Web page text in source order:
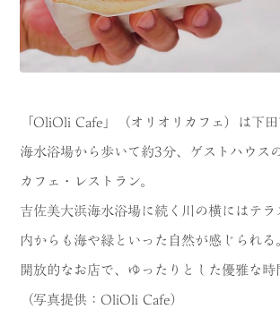
「OliOli Cafe」（オリオリカフェ）は下
海水浴場から歩いて約3分、ゲストハウス
カフェ・レストラン。
吉佐美大浜海水浴場に続く川の横にはテラ
内からも海や緑といった自然が感じられる
開放的なお店で、ゆったりとした優雅な時
（写真提供：OliOli Cafe）